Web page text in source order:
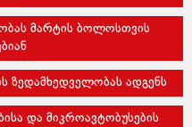
მარტის ბოლოსთვის
ზედამხედველობას ადგენს
და მიკროავტობუსების